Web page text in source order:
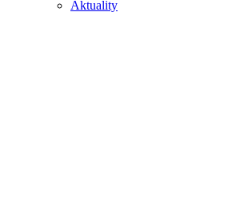
Aktuality